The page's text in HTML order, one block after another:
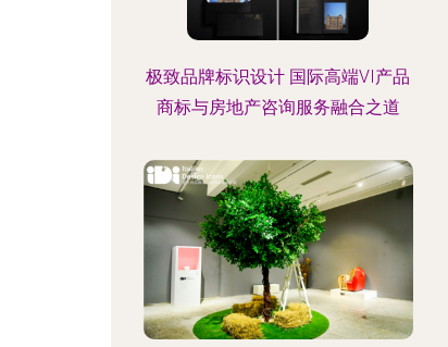
极致品牌标识设计 国际高端VI产品
商标与房地产咨询服务融合之道